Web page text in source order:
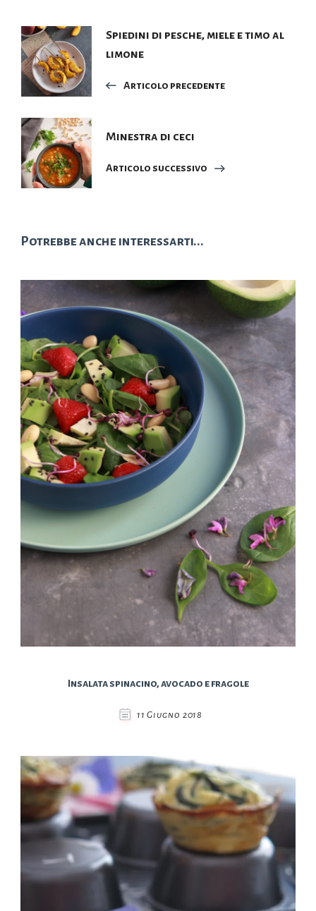
Navigazione
articoli
Spiedini di pesche, miele e timo al
limone
Articolo precedente
Minestra di ceci
Articolo successivo
Potrebbe anche interessarti...
Insalata spinacino, avocado e fragole
11 Giugno 2018